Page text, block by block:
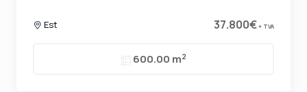
Est 37.800€+ TVA
600.00 m2